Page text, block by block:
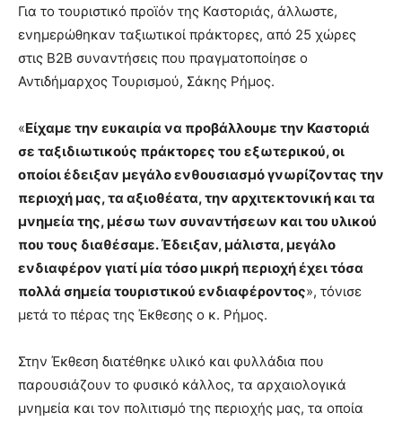
Για το τουριστικό προϊόν της Καστοριάς, άλλωστε,
ενημερώθηκαν ταξιωτικοί πράκτορες, από 25 χώρες
στις B2B συναντήσεις που πραγματοποίησε ο
Αντιδήμαρχος Τουρισμού, Σάκης Ρήμος.
«Είχαμε την ευκαιρία να προβάλλουμε την Καστοριά
σε ταξιδιωτικούς πράκτορες του εξωτερικού, οι
οποίοι έδειξαν μεγάλο ενθουσιασμό γνωρίζοντας την
περιοχή μας, τα αξιοθέατα, την αρχιτεκτονική και τα
μνημεία της, μέσω των συναντήσεων και του υλικού
που τους διαθέσαμε. Έδειξαν, μάλιστα, μεγάλο
ενδιαφέρον γιατί μία τόσο μικρή περιοχή έχει τόσα
πολλά σημεία τουριστικού ενδιαφέροντος», τόνισε
μετά το πέρας της Έκθεσης ο κ. Ρήμος.
Στην Έκθεση διατέθηκε υλικό και φυλλάδια που
παρουσιάζουν το φυσικό κάλλος, τα αρχαιολογικά
μνημεία και τον πολιτισμό της περιοχής μας, τα οποία